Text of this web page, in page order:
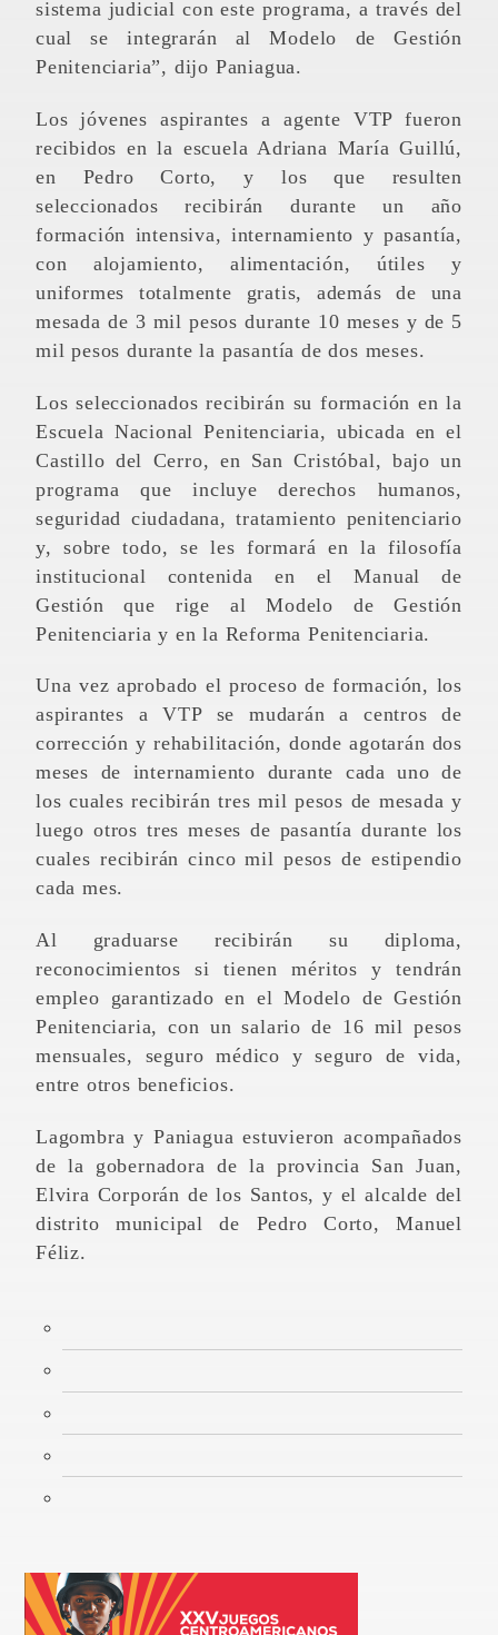
sistema judicial con este programa, a través del
cual se integrarán al Modelo de Gestión
Penitenciaria”, dijo Paniagua.
Los jóvenes aspirantes a agente VTP fueron
recibidos en la escuela Adriana María Guillú,
en Pedro Corto, y los que resulten
seleccionados recibirán durante un año
formación intensiva, internamiento y pasantía,
con alojamiento, alimentación, útiles y
uniformes totalmente gratis, además de una
mesada de 3 mil pesos durante 10 meses y de 5
mil pesos durante la pasantía de dos meses.
Los seleccionados recibirán su formación en la
Escuela Nacional Penitenciaria, ubicada en el
Castillo del Cerro, en San Cristóbal, bajo un
programa que incluye derechos humanos,
seguridad ciudadana, tratamiento penitenciario
y, sobre todo, se les formará en la filosofía
institucional contenida en el Manual de
Gestión que rige al Modelo de Gestión
Penitenciaria y en la Reforma Penitenciaria.
Una vez aprobado el proceso de formación, los
aspirantes a VTP se mudarán a centros de
corrección y rehabilitación, donde agotarán dos
meses de internamiento durante cada uno de
los cuales recibirán tres mil pesos de mesada y
luego otros tres meses de pasantía durante los
cuales recibirán cinco mil pesos de estipendio
cada mes.
Al graduarse recibirán su diploma,
reconocimientos si tienen méritos y tendrán
empleo garantizado en el Modelo de Gestión
Penitenciaria, con un salario de 16 mil pesos
mensuales, seguro médico y seguro de vida,
entre otros beneficios.
Lagombra y Paniagua estuvieron acompañados
de la gobernadora de la provincia San Juan,
Elvira Corporán de los Santos, y el alcalde del
distrito municipal de Pedro Corto, Manuel
Féliz.